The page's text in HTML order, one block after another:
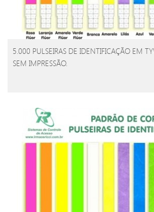
5.000 PULSEIRAS DE IDENTIFICAÇÃO EM
SEM IMPRESSÃO.